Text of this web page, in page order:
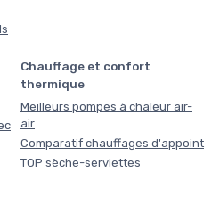
Chauffage et confort
thermique
Meilleurs pompes à chaleur air-
air
Comparatif chauffages d'appoint
TOP sèche-serviettes